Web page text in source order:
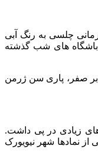
چلسی به رنگ آبی
باشگاه های شب گذشته
بر صفر، پاری سن ژرمن
زیادی در پی داشت.
از نمادها شهر نیویورک